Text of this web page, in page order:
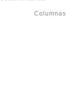
Columnas